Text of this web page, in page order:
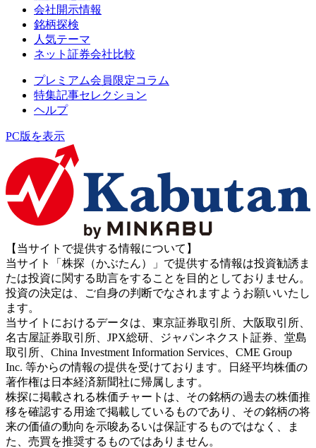
会社開示情報
銘柄探検
人気テーマ
ネット証券会社比較
プレミアム会員限定コラム
特集記事セレクション
ヘルプ
PC版を表示
【当サイトで提供する情報について】
当サイト「株探（かぶたん）」で提供する情報は投資勧誘ま
たは投資に関する助言をすることを目的としておりません。
投資の決定は、ご自身の判断でなされますようお願いいたし
ます。
当サイトにおけるデータは、東京証券取引所、大阪取引所、
名古屋証券取引所、JPX総研、ジャパンネクスト証券、堂島
取引所、China Investment Information Services、CME Group
Inc. 等からの情報の提供を受けております。日経平均株価の
著作権は日本経済新聞社に帰属します。
株探に掲載される株価チャートは、その銘柄の過去の株価推
移を確認する用途で掲載しているものであり、その銘柄の将
来の価値の動向を示唆あるいは保証するものではなく、ま
た、売買を推奨するものではありません。